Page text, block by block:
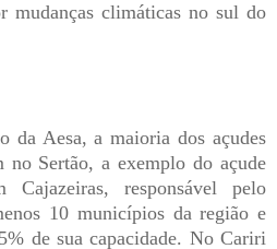
mudanças climáticas no sul do
da Aesa, a maioria dos açudes
Sertão, a exemplo do açude
Cajazeiras, responsável pelo
10 municípios da região e
de sua capacidade. No Cariri